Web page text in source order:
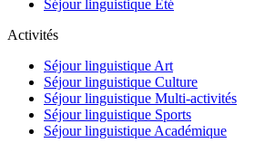
Séjour linguistique Eté
Activités
Séjour linguistique Art
Séjour linguistique Culture
Séjour linguistique Multi-activités
Séjour linguistique Sports
Séjour linguistique Académique